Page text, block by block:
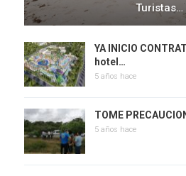
Turistas…
YA INICIO
hotel…
5 años hace
TOME
5 años hace